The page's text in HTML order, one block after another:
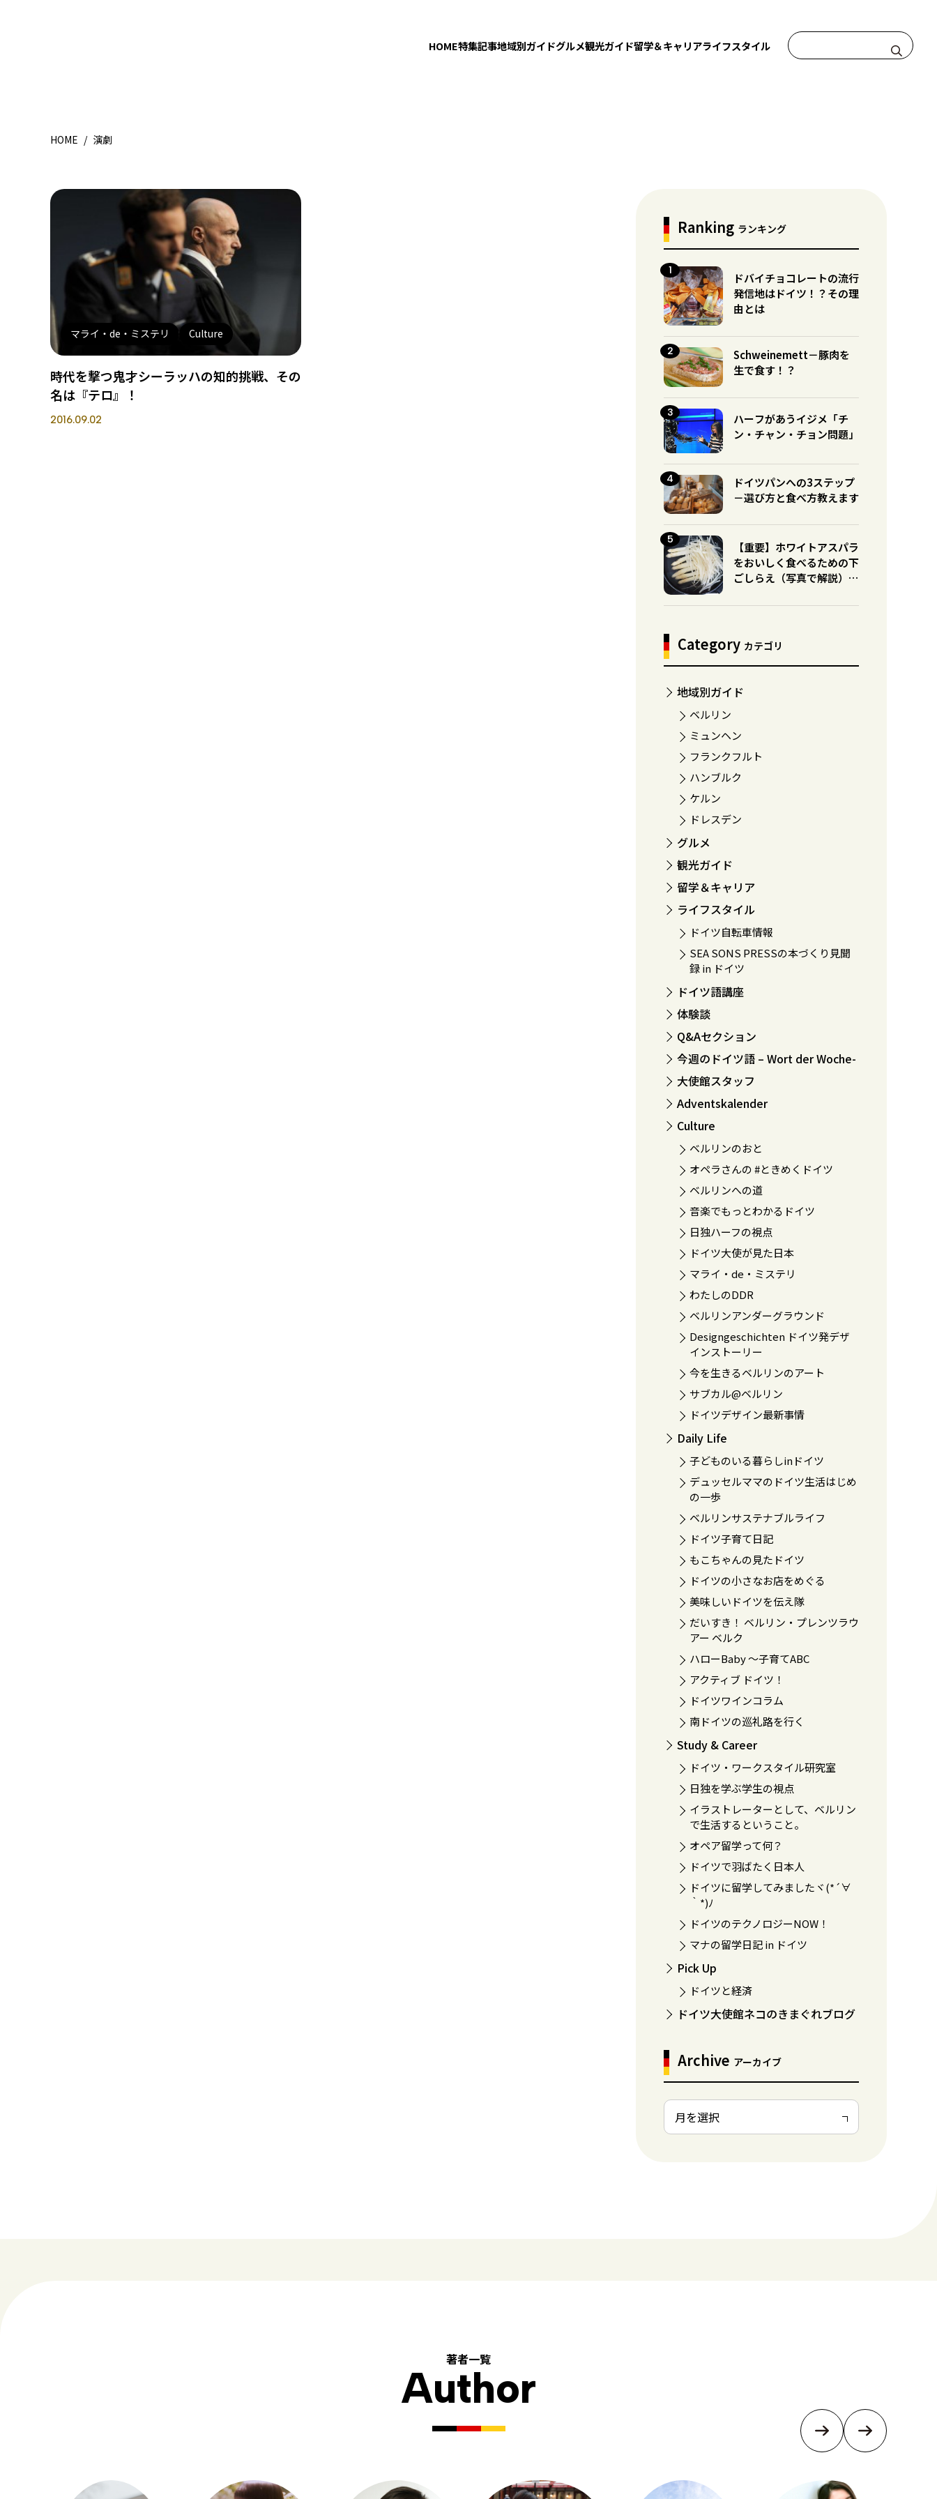
HOME特集記事地域別ガイドグルメ観光ガイド留学＆キャリアライフスタイル
HOME / 演劇
マライ・de・ミステリ Culture
時代を撃つ鬼才シーラッハの知的挑戦、その
名は『テロ』！
2016.09.02
Ranking ランキング
ドバイチョコレートの流行
発信地はドイツ！？その理
由とは
Schweinemett－豚肉を
生で食す！？
ハーフがあうイジメ「チ
ン・チャン・チョン問題」
ドイツパンへの3ステップ
－選び方と食べ方教えます
【重要】ホワイトアスパラ
をおいしく食べるための下
ごしらえ（写真で解説）※
Category カテゴリ
地域別ガイド
ベルリン
ミュンヘン
フランクフルト
ハンブルク
ケルン
ドレスデン
グルメ
観光ガイド
留学＆キャリア
ライフスタイル
ドイツ自転車情報
SEA SONS PRESSの本づくり見聞
録 in ドイツ
ドイツ語講座
体験談
Q&Aセクション
今週のドイツ語 – Wort der Woche-
大使館スタッフ
Adventskalender
Culture
ベルリンのおと
オペラさんの #ときめくドイツ
ベルリンへの道
音楽でもっとわかるドイツ
日独ハーフの視点
ドイツ大使が見た日本
マライ・de・ミステリ
わたしのDDR
ベルリンアンダーグラウンド
Designgeschichten ドイツ発デザ
インストーリー
今を生きるベルリンのアート
サブカル@ベルリン
ドイツデザイン最新事情
Daily Life
子どものいる暮らしinドイツ
デュッセルママのドイツ生活はじめ
の一歩
ベルリンサステナブルライフ
ドイツ子育て日記
もこちゃんの見たドイツ
ドイツの小さなお店をめぐる
美味しいドイツを伝え隊
だいすき！ ベルリン・プレンツラウ
アー ベルク
ハローBaby 〜子育てABC
アクティブ ドイツ！
ドイツワインコラム
南ドイツの巡礼路を行く
Study & Career
ドイツ・ワークスタイル研究室
日独を学ぶ学生の視点
イラストレーターとして、ベルリン
で生活するということ。
オペア留学って何？
ドイツで羽ばたく日本人
ドイツに留学してみましたヾ(*´∀
｀*)ﾉ
ドイツのテクノロジーNOW！
マナの留学日記 in ドイツ
Pick Up
ドイツと経済
ドイツ大使館ネコのきまぐれブログ
Archive アーカイブ
著者一覧
Author